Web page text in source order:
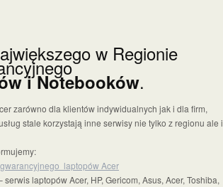
w Regionie
i Notebooków.
zarówno dla klientów indywidualnych jak i dla firm,
stale korzystają inne serwisy nie tylko z regionu ale i
laptopów Acer
laptopów Acer, HP, Gericom, Asus, Acer, Toshiba,